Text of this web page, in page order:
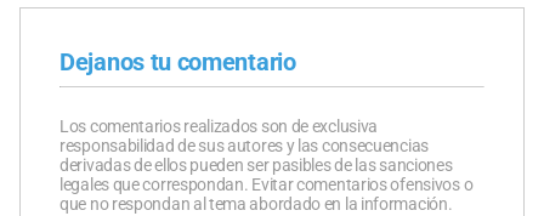
Dejanos tu comentario
Los comentarios realizados son de exclusiva
responsabilidad de sus autores y las consecuencias
derivadas de ellos pueden ser pasibles de las sanciones
legales que correspondan. Evitar comentarios ofensivos o
que no respondan al tema abordado en la información.